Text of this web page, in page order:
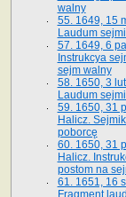
walny
55. 1649, 15
Laudum
57. 1649, 6
Instrukcya
sejm walny
58. 1650, 3
Laudum
59. 1650, 31
Halicz.
poborcę
60. 1650, 31
Halicz.
postom na
61. 1651, 16
Fragment